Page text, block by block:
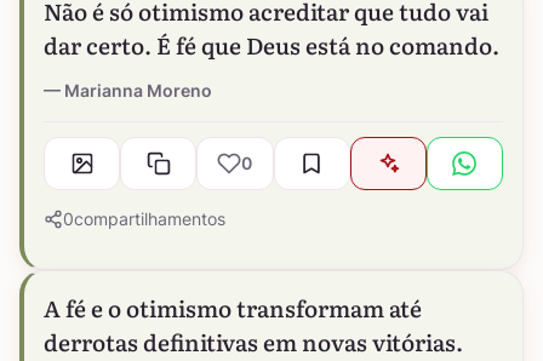
Não é só otimismo acreditar que tudo vai
dar certo. É fé que Deus está no comando.
Marianna Moreno
0
0compartilhamentos
A fé e o otimismo transformam até
derrotas definitivas em novas vitórias.